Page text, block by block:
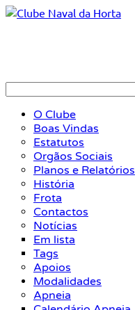
O Clube
Boas Vindas
Estatutos
Orgãos Sociais
Planos e Relatórios
História
Frota
Contactos
Notícias
Em lista
Tags
Apoios
Modalidades
Apneia